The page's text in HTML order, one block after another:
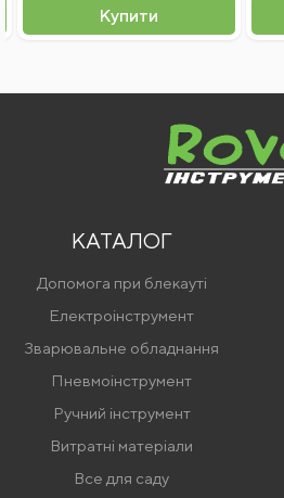
Купити
КАТАЛОГ
Допомога при блекауті
Електроінструмент
Зварювальне обладнання
Пневмоінструмент
Ручний інструмент
Витратні матеріали
Все для саду